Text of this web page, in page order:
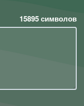
15895символов